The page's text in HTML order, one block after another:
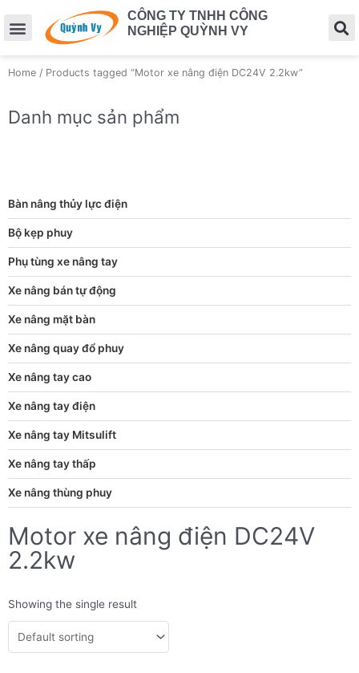
CÔNG TY TNHH CÔNG
NGHIỆP QUỲNH VY
Home / Products tagged “Motor xe nâng điện DC24V 2.2kw”
Danh mục sản phẩm
Bàn nâng thủy lực điện
Bộ kẹp phuy
Phụ tùng xe nâng tay
Xe nâng bán tự động
Xe nâng mặt bàn
Xe nâng quay đổ phuy
Xe nâng tay cao
Xe nâng tay điện
Xe nâng tay Mitsulift
Xe nâng tay thấp
Xe nâng thùng phuy
Motor xe nâng điện DC24V
2.2kw
Showing the single result